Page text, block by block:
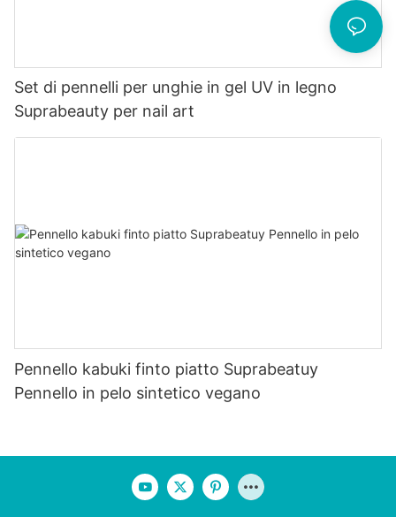
Set di pennelli per unghie in gel UV in legno
Suprabeauty per nail art
Pennello kabuki finto piatto Suprabeatuy
Pennello in pelo sintetico vegano